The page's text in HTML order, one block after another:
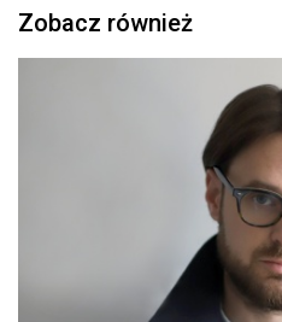
Zobacz również